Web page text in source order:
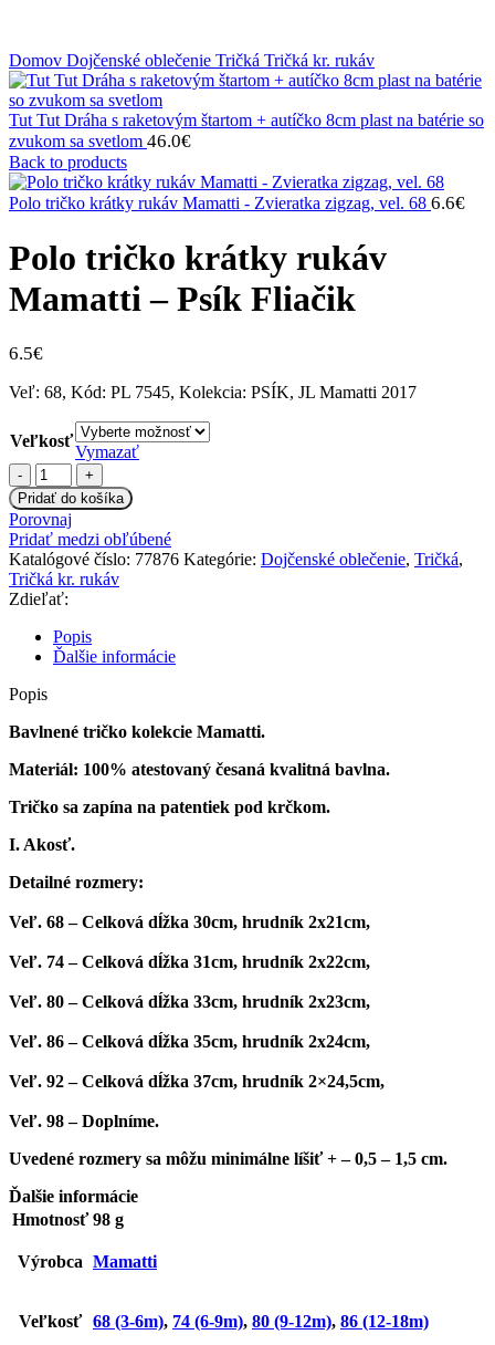
Domov Dojčenské oblečenie Tričká Tričká kr. rukáv
Tut Tut Dráha s raketovým štartom + autíčko 8cm plast na batérie so
zvukom sa svetlom 46.0€
Back to products
Polo tričko krátky rukáv Mamatti - Zvieratka zigzag, vel. 68 6.6€
Polo tričko krátky rukáv
Mamatti – Psík Fliačik
6.5€
Veľ: 68, Kód: PL 7545, Kolekcia: PSÍK, JL Mamatti 2017
Veľkosť
Vymazať
množstvo
Polo
tričko
krátky
rukáv
Mamatti
-
Psík
Fliačik
Pridať do košíka
Porovnaj
Pridať medzi obľúbené
Katalógové číslo: 77876 Kategórie: Dojčenské oblečenie, Tričká,
Tričká kr. rukáv
Zdieľať:
Popis
Ďalšie informácie
Popis
Bavlnené tričko kolekcie Mamatti.
Materiál: 100% atestovaný česaná kvalitná bavlna.
Tričko sa zapína na patentiek pod krčkom.
I. Akosť.
Detailné rozmery:
Veľ. 68– Celková dĺžka 30cm, hrudník 2x21cm,
Veľ. 74– Celková dĺžka 31cm, hrudník 2x22cm,
Veľ. 80– Celková dĺžka 33cm, hrudník 2x23cm,
Veľ. 86– Celková dĺžka 35cm, hrudník 2x24cm,
Veľ. 92– Celková dĺžka 37cm, hrudník 2×24,5cm,
Veľ. 98– Doplníme.
Uvedené rozmery sa môžu minimálne líšiť + – 0,5 – 1,5 cm.
Ďalšie informácie
Hmotnosť 98 g
Výrobca Mamatti
Veľkosť 68 (3-6m), 74 (6-9m), 80 (9-12m), 86 (12-18m)